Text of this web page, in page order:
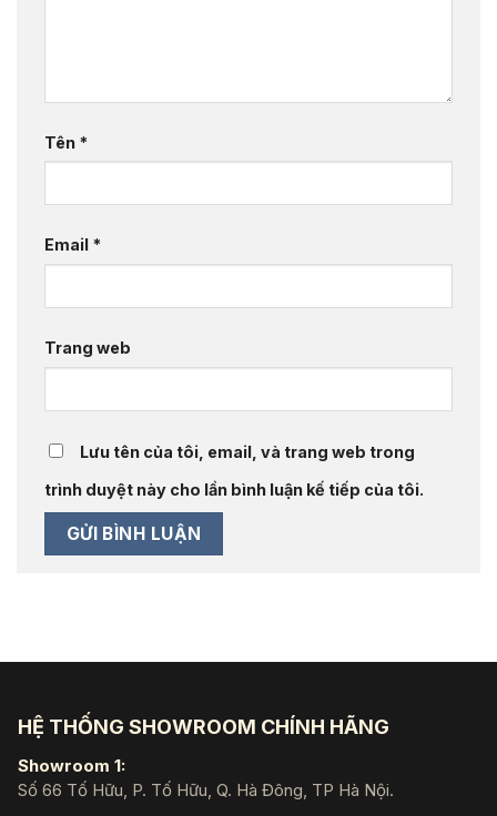
Tên *
Email *
Trang web
Lưu tên của tôi, email, và trang web trong
trình duyệt này cho lần bình luận kế tiếp của tôi.
HỆ THỐNG SHOWROOM CHÍNH HÃNG
Showroom 1:
Số 66 Tố Hữu, P. Tố Hữu, Q. Hà Đông, TP Hà Nội.